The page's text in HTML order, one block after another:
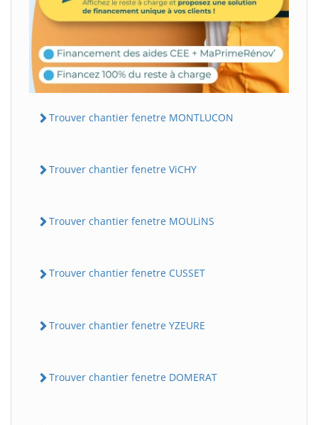
Trouver chantier fenetre MONTLUCON
Trouver chantier fenetre ViCHY
Trouver chantier fenetre MOULiNS
Trouver chantier fenetre CUSSET
Trouver chantier fenetre YZEURE
Trouver chantier fenetre DOMERAT